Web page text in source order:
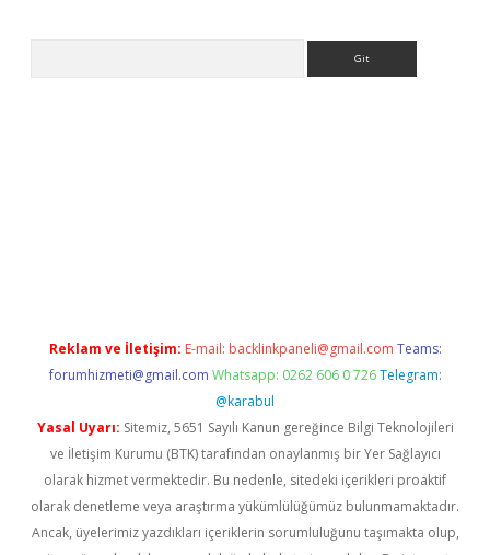
Reklam ve İletişim: E-mail: backlinkpaneli@gmail.com Teams:
forumhizmeti@gmail.com Whatsapp: 0262 606 0 726 Telegram:
@karabul
Yasal Uyarı: Sitemiz, 5651 Sayılı Kanun gereğince Bilgi Teknolojileri
ve İletişim Kurumu (BTK) tarafından onaylanmış bir Yer Sağlayıcı
olarak hizmet vermektedir. Bu nedenle, sitedeki içerikleri proaktif
olarak denetleme veya araştırma yükümlülüğümüz bulunmamaktadır.
Ancak, üyelerimiz yazdıkları içeriklerin sorumluluğunu taşımakta olup,